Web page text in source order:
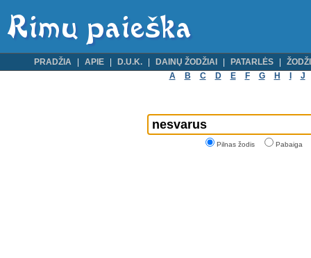
PRADŽIA APIE D.U.K. DAINŲ ŽODŽIAI PATARLĖS
A
B C D E F G H J
Pilnas žodis Pabaiga